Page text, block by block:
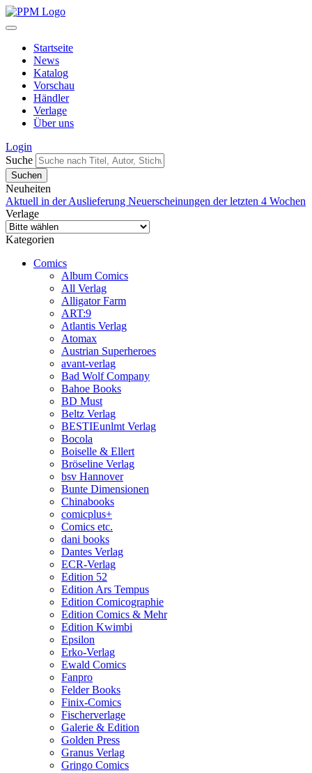
Startseite
News
Katalog
Vorschau
Händler
Verlage
Über uns
Login
Suche
Neuheiten
Aktuell in der Auslieferung Neuerscheinungen der letzten 4 Wochen
Verlage
Kategorien
Comics
Album Comics
All Verlag
Alligator Farm
ART:9
Atlantis Verlag
Atomax
Austrian Superheroes
avant-verlag
Bad Wolf Company
Bahoe Books
BD Must
Beltz Verlag
BESTIEunlmt Verlag
Bocola
Boiselle & Ellert
Bröseline Verlag
bsv Hannover
Bunte Dimensionen
Chinabooks
comicplus+
Comics etc.
dani books
Dantes Verlag
ECR-Verlag
Edition 52
Edition Ars Tempus
Edition Comicographie
Edition Comics & Mehr
Edition Kwimbi
Epsilon
Erko-Verlag
Ewald Comics
Fanpro
Felder Books
Finix-Comics
Fischerverlage
Galerie & Edition
Golden Press
Granus Verlag
Gringo Comics